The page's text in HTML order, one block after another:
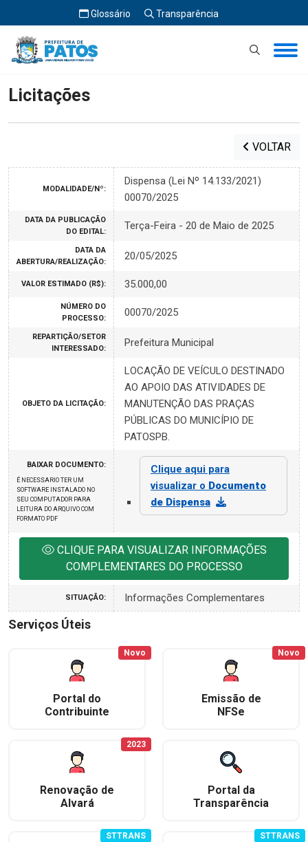
Glossário Transparência
Início Licitações
Licitações
VOLTAR
MODALIDADE/Nº:
Dispensa (Lei Nº 14.133/2021)
00070/2025
DATA DA PUBLICAÇÃO
DO EDITAL:
Terça-Feira - 20 de Maio de 2025
DATA DA
ABERTURA/REALIZAÇÃO:
20/05/2025
VALOR ESTIMADO (R$): 35.000,00
NÚMERO DO
PROCESSO:
00070/2025
REPARTIÇÃO/SETOR
INTERESSADO:
Prefeitura Municipal
OBJETO DA LICITAÇÃO:
LOCAÇÃO DE VEÍCULO DESTINADO
AO APOIO DAS ATIVIDADES DE
MANUTENÇÃO DAS PRAÇAS
PÚBLICAS DO MUNICÍPIO DE
PATOSPB.
BAIXAR DOCUMENTO:
É NECESSARIO TER UM
SOFTWARE INSTALADO NO
SEU COMPUTADOR PARA
LEITURA DO ARQUIVO COM
FORMATO PDF
Clique aqui para
visualizar o Documento
de Dispensa
CLIQUE PARA VISUALIZAR INFORMAÇÕES
COMPLEMENTARES DO PROCESSO
SITUAÇÃO: Informações Complementares
Serviços Úteis
Portal do
Contribuinte
Novo
Emissão de
NFSe
Novo
Renovação de
Alvará
2023
Portal da
Transparência
STTRANS STTRANS